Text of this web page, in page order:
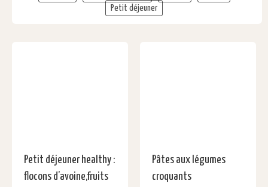
Petit déjeuner
Petit déjeuner healthy :
flocons d’avoine,fruits
Pâtes aux légumes
croquants